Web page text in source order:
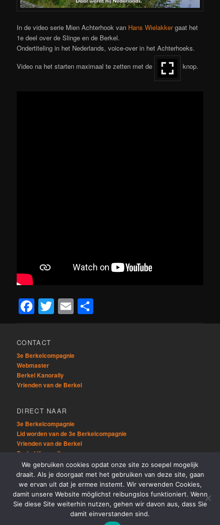
In de video serie Mien Achterhook van Hans Wielakkergaat het
1e deel over de Slinge en de Berkel.
Ondertiteling in het Nederlands, voice-over in het Achterhoeks.
Video na het starten maximaal te zetten met de
knop.
Facebook
Twitter
Email
CONTACT
3e Berkelcompagnie
Webmaster
Berkel Kanorally
Vrienden van de Berkel
DIRECT NAAR
3e Berkelcompagnie
Lid worden van de 3e Berkelcompagnie
Vrienden van de Berkel
Berkel Kanorally
OVERIG
Sitemap
Links
We gebruiken cookies opdat onze site zo soepel mogelijk
draait. Als je doorgaat met het gebruiken van deze site, gaan
we ervan uit dat je ermee instemt. Wir verwenden Cookies,
damit unsere Website möglichst reibungslos funktioniert. Wenn
Sie diese Site weiterhin nutzen, gehen wir davon aus, dass Sie
damit einverstanden sind.